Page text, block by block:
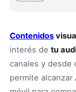
Contenidos
interés de tu
canales y desde
permite alcanzar